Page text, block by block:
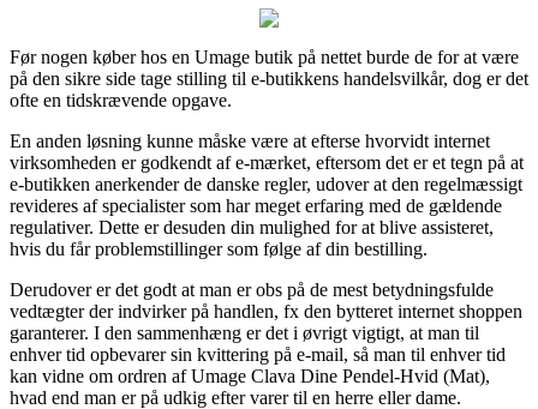
Før nogen køber hos en Umage butik på nettet burde de for at være
på den sikre side tage stilling til e-butikkens handelsvilkår, dog er det
ofte en tidskrævende opgave.
En anden løsning kunne måske være at efterse hvorvidt internet
virksomheden er godkendt af e-mærket, eftersom det er et tegn på at
e-butikken anerkender de danske regler, udover at den regelmæssigt
revideres af specialister som har meget erfaring med de gældende
regulativer. Dette er desuden din mulighed for at blive assisteret,
hvis du får problemstillinger som følge af din bestilling.
Derudover er det godt at man er obs på de mest betydningsfulde
vedtægter der indvirker på handlen, fx den bytteret internet shoppen
garanterer. I den sammenhæng er det i øvrigt vigtigt, at man til
enhver tid opbevarer sin kvittering på e-mail, så man til enhver tid
kan vidne om ordren af Umage Clava Dine Pendel-Hvid (Mat),
hvad end man er på udkig efter varer til en herre eller dame.